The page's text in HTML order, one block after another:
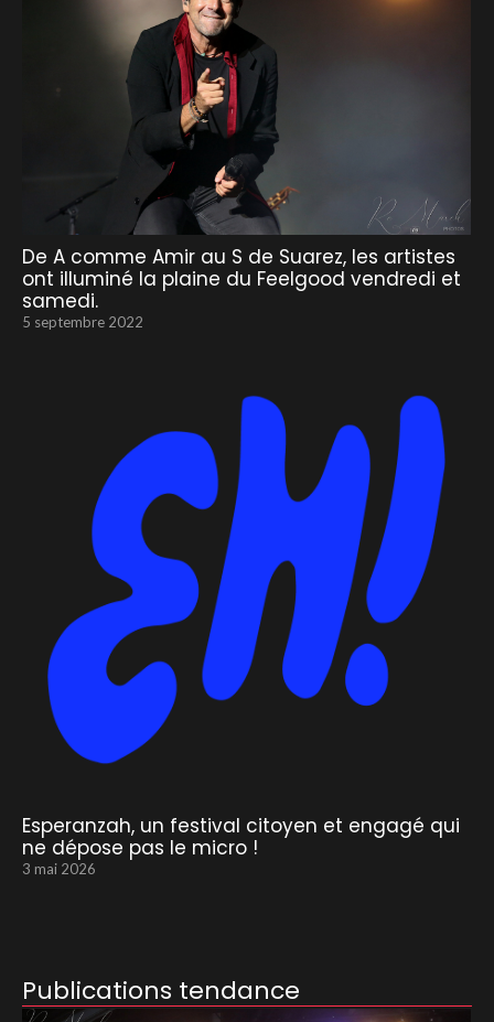
De A comme Amir au S de Suarez, les artistes
ont illuminé la plaine du Feelgood vendredi et
samedi.
5 septembre 2022
Esperanzah, un festival citoyen et engagé qui
ne dépose pas le micro !
3 mai 2026
Publications tendance